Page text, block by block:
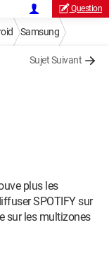
Question
Samsung
Sujet Suivant
plus les
SPOTIFY sur
sur les multizones